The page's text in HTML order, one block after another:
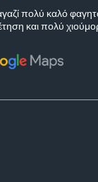
πολύ καλό
και πολύ